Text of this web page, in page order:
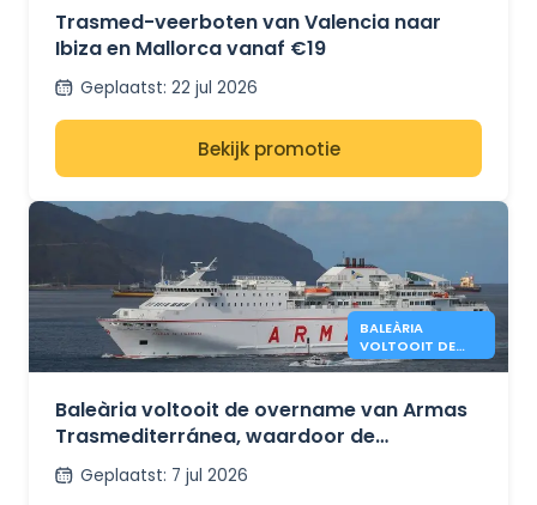
€19
Trasmed-veerboten van Valencia naar
Ibiza en Mallorca vanaf €19
Geplaatst: 22 jul 2026
Bekijk promotie
BALEÀRIA
VOLTOOIT DE
OVERNAME VAN
Baleària voltooit de overname van Armas
Trasmediterránea, waardoor de
veerverbindingen tussen Spanje en Noord-
Afrika worden versterkt
Geplaatst: 7 jul 2026